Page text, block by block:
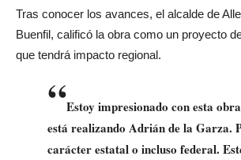
Tras conocer los avances, el alcalde de
Buenfil, calificó la obra como un proyecto
que tendrá impacto regional.
“Estoy impresionado con esta
está realizando Adrián de la Garza.
carácter estatal o incluso federal.